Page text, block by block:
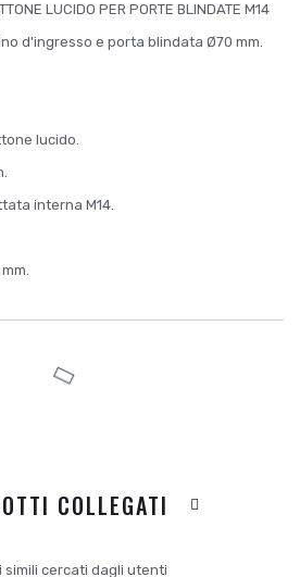
LUCIDO PER PORTE BLINDATE M14
d'ingresso e porta blindata Ø70 mm.
lucido.
interna M14.
COLLEGATI
simili cercati dagli utenti